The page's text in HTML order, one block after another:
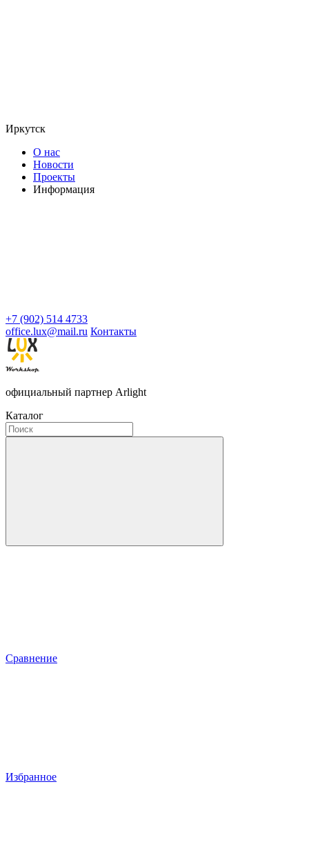
Иркутск
О нас
Новости
Проекты
Информация
+7 (902) 514 4733
office.lux@mail.ru Контакты
официальный партнер Arlight
Каталог
Сравнение
Избранное